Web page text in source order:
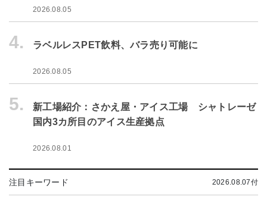
2026.08.05
4. ラベルレスPET飲料、バラ売り可能に
2026.08.05
5.
新工場紹介：さかえ屋・アイス工場 シャトレーゼ
国内3カ所目のアイス生産拠点
2026.08.01
注目キーワード 2026.08.07付